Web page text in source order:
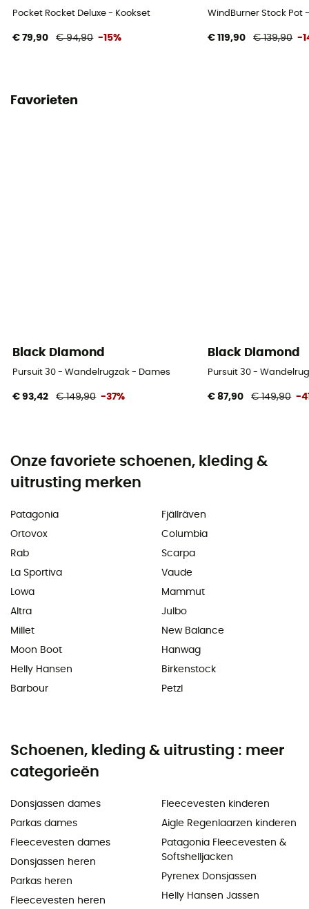
Pocket Rocket Deluxe - Kookset
€ 79,90 € 94,90 -15%
WindBurner Stock Pot
€ 119,90 € 139,90 -
Favorieten
Black Diamond
Pursuit 30 - Wandelrugzak - Dames
€ 93,42 € 149,90 -37%
Black Diamond
Pursuit 30 -
€ 87,90 € 149,90 -
Onze favoriete schoenen, kleding &
uitrusting merken
Patagonia
Ortovox
Rab
La Sportiva
Lowa
Altra
Millet
Moon Boot
Helly Hansen
Barbour
Fjällräven
Columbia
Scarpa
Vaude
Mammut
Julbo
New Balance
Hanwag
Birkenstock
Petzl
Schoenen, kleding & uitrusting : meer
categorieën
Donsjassen dames
Parkas dames
Fleecevesten dames
Donsjassen heren
Parkas heren
Fleecevesten heren
Fleecevesten kinderen
Aigle Regenlaarzen kinderen
Patagonia Fleecevesten &
Softshelljacken
Pyrenex Donsjassen
Helly Hansen Jassen